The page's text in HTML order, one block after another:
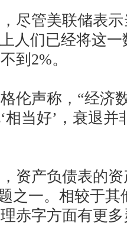
管美联储表示
人们已经将这
到2%。
声称，“经济
相当好’，衰退并
产负债表的资
之一。相较于
赤字方面有更